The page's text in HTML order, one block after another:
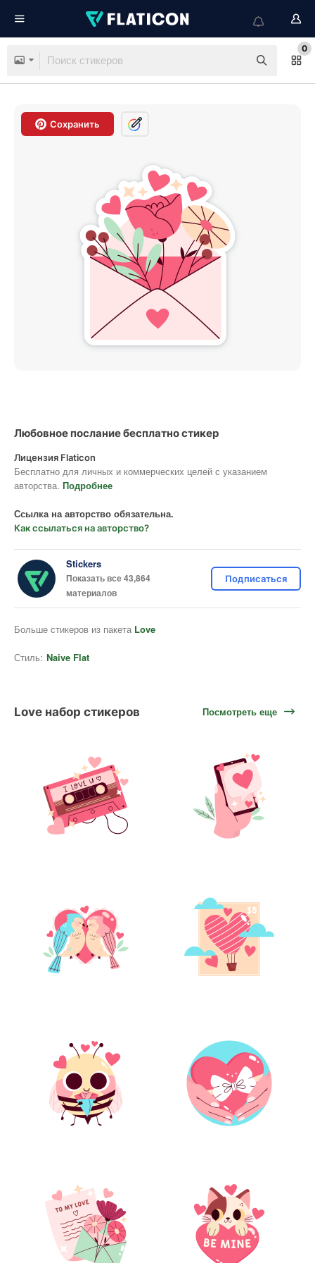
0
Сохранить
Любовное послание бесплатно стикер
Лицензия Flaticon
Бесплатно для личных и коммерческих целей с указанием
авторства. Подробнее
Ссылка на авторство обязательна.
Как ссылаться на авторство?
Stickers
Показать все 43,864
материалов
Подписаться
Больше стикеров из пакета Love
Стиль: Naive Flat
Love набор стикеров Посмотреть еще